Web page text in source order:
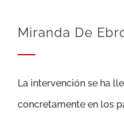
Miranda De
La intervención se ha
concretamente en los